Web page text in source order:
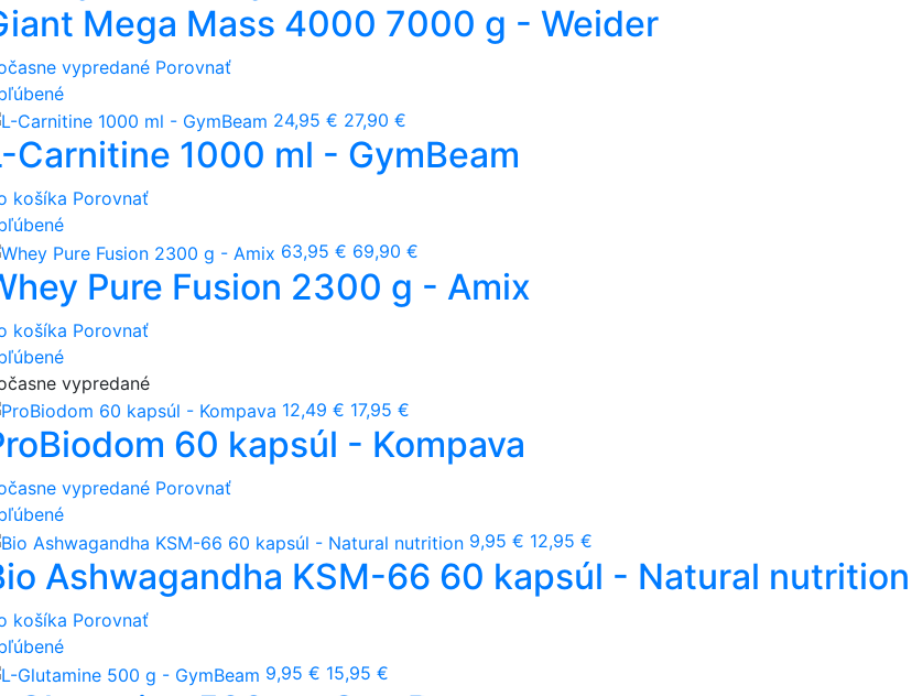
Mega Mass 4000 7000 g - Weider
vypredané Porovnať
24,95 € 27,90 €
Carnitine 1000 ml - GymBeam
košíka Porovnať
63,95 € 69,90 €
Pure Fusion 2300 g - Amix
košíka Porovnať
vypredané
12,49 € 17,95 €
60 kapsúl - Kompava
vypredané Porovnať
9,95 € 12,95 €
Ashwagandha KSM-66 60 kapsúl - Natural nutrition
košíka Porovnať
9,95 € 15,95 €